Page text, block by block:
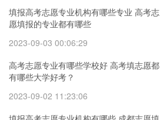
填报高考志愿专业机构有哪些专业 高考志
愿填报的专业都有哪些
2023-09-03 00:06:29
高考志愿专业有哪些学校好 高考填志愿都
有哪些大学好考？
2023-09-02 11:23:06